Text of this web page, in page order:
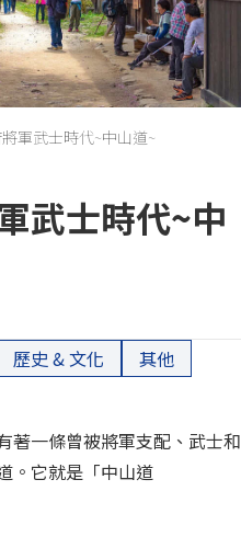
軍武士時代~中山道~
武士時代~中
歷史 & 文化 其他
著一條曾被將軍支配、武士和
。它就是「中山道